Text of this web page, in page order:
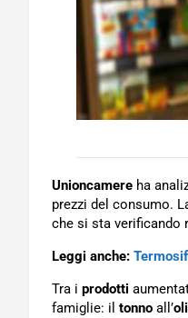
Unioncamere ha
prezzi del consumo.
che si sta verificando
Leggi anche:
Tra i prodotti
famiglie: il tonno all’